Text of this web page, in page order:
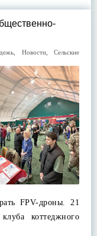
Новости,Сельские
FPV-дроны. 21
коттеджного